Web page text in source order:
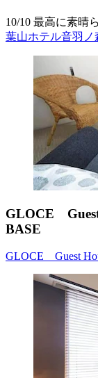
10/10 最高に素晴
葉山ホテル音羽ノ
GLOCE Guest
BASE
GLOCE Guest